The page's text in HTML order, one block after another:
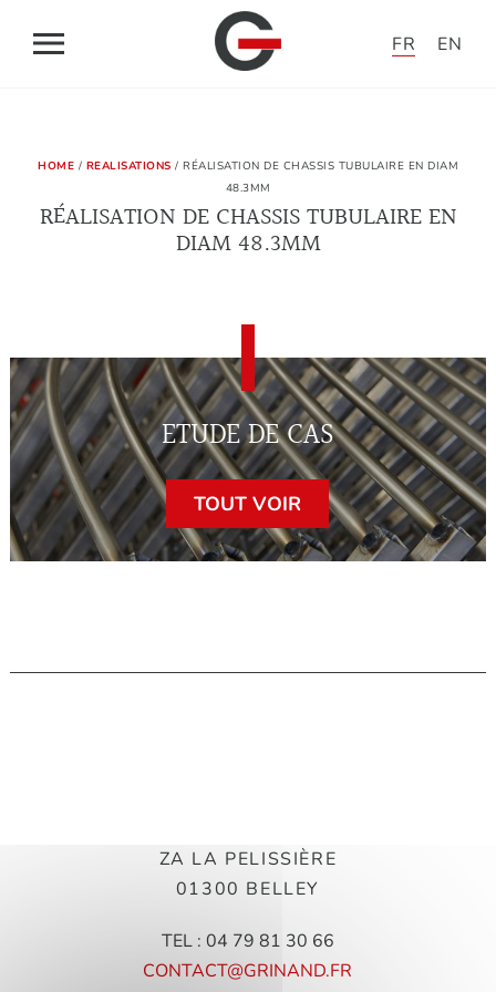
L’ACTUALITÉ DU TUBE
CONTACT
EN
FR
HOME / REALISATIONS / RÉALISATION DE CHASSIS TUBULAIRE EN DIAM
48.3MM
RÉALISATION DE CHASSIS TUBULAIRE EN
DIAM 48.3MM
ETUDE DE CAS
TOUT VOIR
ZA LA PELISSIÈRE
01300 BELLEY
TEL : 04 79 81 30 66
CONTACT@GRINAND.FR
Panneau de gestion des cookies